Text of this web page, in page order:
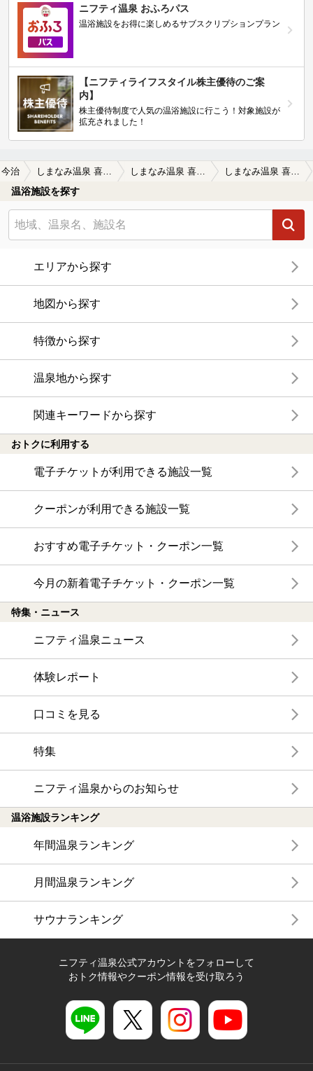
ニフティ温泉 おふろパス
温浴施設をお得に楽しめるサブスクリプションプラン
【ニフティライフスタイル株主優待のご案
内】
株主優待制度で人気の温浴施設に行こう！対象施設が
拡充されました！
今治 しまなみ温泉 喜助の湯 しまなみ温泉 喜助の湯の口コミ一覧 しまなみ温泉 喜助の湯の口コミ 水風呂がいつもキンキンで、夏は喜助やな…
温浴施設を探す
エリアから探す
地図から探す
特徴から探す
温泉地から探す
関連キーワードから探す
おトクに利用する
電子チケットが利用できる施設一覧
クーポンが利用できる施設一覧
おすすめ電子チケット・クーポン一覧
今月の新着電子チケット・クーポン一覧
特集・ニュース
ニフティ温泉ニュース
体験レポート
口コミを見る
特集
ニフティ温泉からのお知らせ
温浴施設ランキング
年間温泉ランキング
月間温泉ランキング
サウナランキング
ニフティ温泉公式アカウントをフォローして
おトク情報やクーポン情報を受け取ろう